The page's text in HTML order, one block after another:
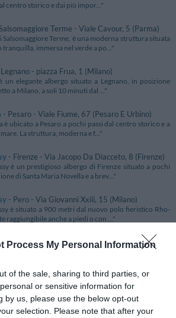
Process My Personal Information
of the sale, sharing to third parties, or
or sensitive information for
by us, please use the below opt-out
selection. Please note that after your
centro storico e dai più impor..."
Terme - Viale Cavour, 5 (Parma)
Salsomaggiore Terme, è una moderna struttura situata
tranquilla, immersa nel verde a po..."
- piazza Frua, 1 (Milano)
un elegante albergo situato a Legnano, in posizione
a Milano, a soli 10 minuti dal ..."
- Pesaro - Viale Fiume, 67 (Pesaro E Urbino)
è ubicato a Pesaro a pochi passi dal centro storico e a
La struttura, moderna e f..."
- Firenze - Via Jacopo Da Diacceto, 8 (Firenze)
è un prestigioso albergo di Firenze situato a pochi
di Santa Maria Novella e a brev..."
- Pero - Via Giovanni Xxiii, 15 (Milano)
è situato a 900 metri dal nuovo polo fieristico Rho-
raggiungibile anche a piedi o con ..."
& Boston- Milano Marittima - Via Anello Del
sul mare con accesso diretto ..."
- Rimini - Viale San Salvador, 154 (Rimini)
sorge nel lungomare di Torre Pedrera, in ottima
alla caratteristica spiaggia, alla Fie..."